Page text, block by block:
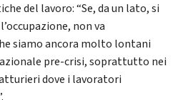
del lavoro: “Se, da un lato, si
non va
siamo ancora molto lontani
pre-crisi, soprattutto nei
dove i lavoratori